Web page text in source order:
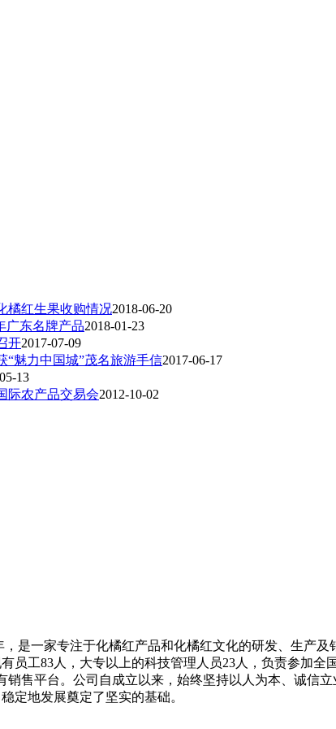
橘红生果收购情况2018-06-20
广东名牌产品2018-01-23
开2017-07-09
“魅力中国城”茂名旅游手信2017-06-17
13
际农产品交易会2012-10-02
是一家专注于化橘红产品和化橘红文化的研发、生产
员工83人，大专以上的科技管理人员23人，负责参加
销售平台。公司自成立以来，始终坚持以人为本、诚信
定地发展奠定了坚实的基础。